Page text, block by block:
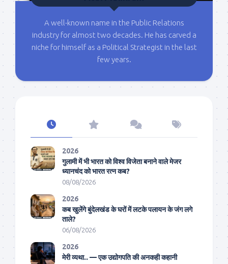
A well-known name in the Public Relations
industry for almost two decades. He has carved a
niche for himself as a Political Strategist in the last
few years.
2026
गुलामी में भी भारत को विश्व विजेता बनाने वाले मेजर
ध्यानचंद को भारत रत्न कब?
08/08/2026
2026
कब खुलेंगे बुंदेलखंड के घरों में लटके पलायन के जंग लगे
ताले?
06/08/2026
2026
मेरी व्यथा.. — एक उद्योगपति की अनकही कहानी